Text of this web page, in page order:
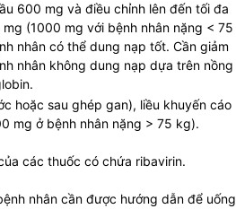
600 mg và điều chỉnh lên đến tối đa
(1000 mg với bệnh nhân nặng < 75
nhân có thể dung nạp tốt. Cần giảm
nhân không dung nạp dựa trên nồng
hoặc sau ghép gan), liều khuyến cáo
mg ở bệnh nhân nặng > 75 kg).
các thuốc có chứa ribavirin.
nhân cần được hướng dẫn để uống